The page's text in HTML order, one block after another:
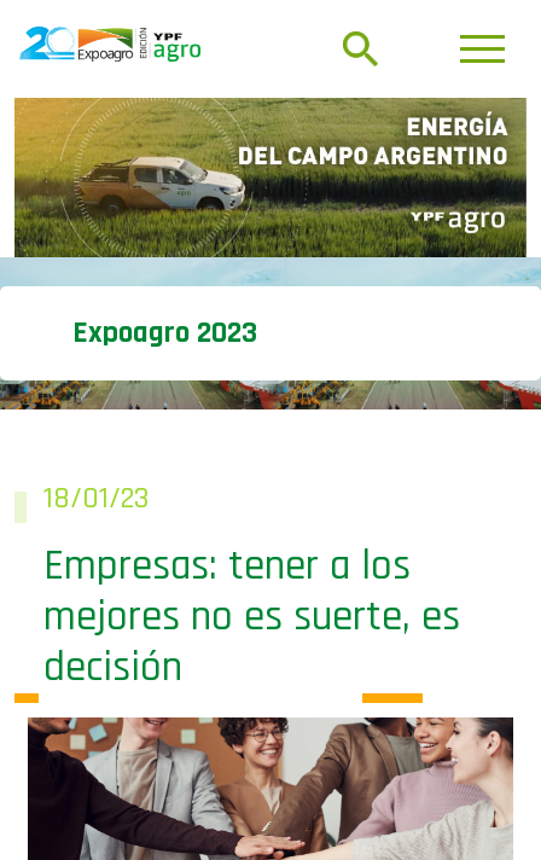
Expoagro 2023
18/01/23
Empresas: tener a los
mejores no es suerte, es
decisión